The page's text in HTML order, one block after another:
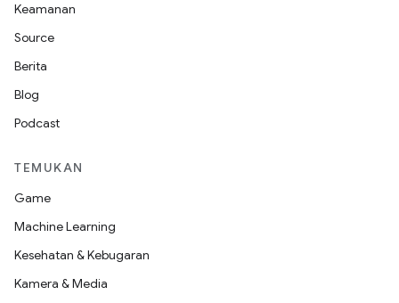
Keamanan
Source
Berita
Blog
Podcast
TEMUKAN
Game
Machine Learning
Kesehatan & Kebugaran
Kamera & Media